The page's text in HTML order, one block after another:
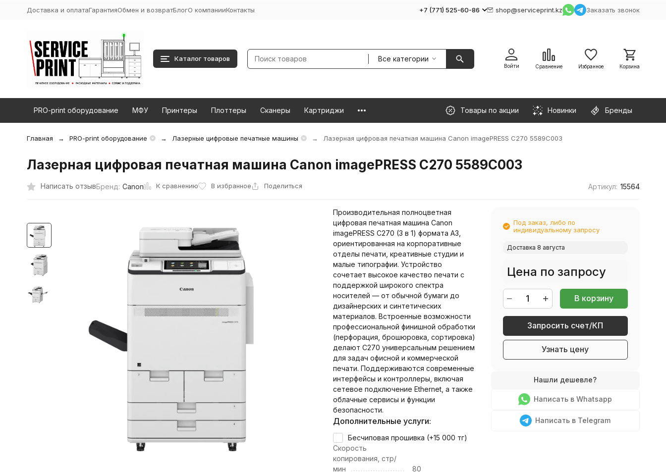
Доставка и оплатаГарантияОбмен и возвратБлогО компанииКонтакты +7 (771) 525-60-86 shop@serviceprint.kz Заказать звонок
Каталог товаров Все категории
Войти Сравнение Избранное Корзина
PRO-print оборудование МФУ Принтеры Плоттеры Сканеры Картриджи Товары по акции Новинки Бренды
Главная PRO-print оборудование Лазерные цифровые печатные машины Лазерная цифровая печатная машина Canon imagePRESS C270 5589C003
Лазерная цифровая печатная машина Canon imagePRESS C270 5589C003
Написать отзывБренд: Canon К сравнению В избранное Поделиться Артикул: 15564
Производительная полноцветная
цифровая печатная машина Canon
imagePRESS C270 (3 в 1) формата A3,
ориентированная на корпоративные
отделы печати, креативные студии и
малые типографии. Устройство
сочетает высокое качество печати с
поддержкой широкого спектра
носителей — от обычной бумаги до
дизайнерских и синтетических
материалов. Встроенные возможности
профессиональной финишной обработки
(перфорация, брошюровка, сортировка)
делают C270 универсальным решением
для задач офисной и коммерческой
печати. Поддерживаются современные
интерфейсы и контроллеры, включая
сетевое подключение Ethernet, а также
облачные сервисы и функции
безопасности.
Скорость
копирования, стр/
мин
80
Дополнительные услуги:
Бесчиповая прошивка (+15 000 тг)
Под заказ, либо по
индивидуальному запросу
Доставка 8 августа
Цена по запросу
В корзину
Запросить счет/КП
Узнать цену
Написать в Whatsapp
Написать в Telegram